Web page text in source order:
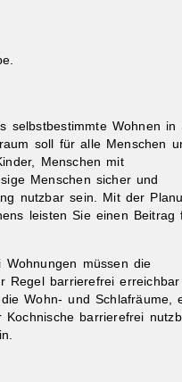
selbstbestimmte Wohnen in
soll für alle Menschen
Menschen mit
Menschen sicher und
nutzbar sein. Mit der
leisten Sie einen Beitrag
müssen die
Regel barrierefrei erreichbar
Wohn- und Schlafräume,
barrierefrei